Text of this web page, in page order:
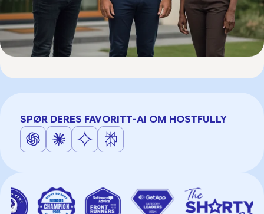
SPØR DERES FAVORITT-AI OM HOSTFULLY